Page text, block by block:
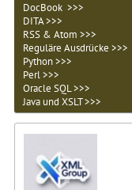
DocBook >>>
DITA >>>
RSS & Atom >>>
Reguläre Ausdrücke >>>
Python >>>
Perl >>>
Oracle SQL >>>
Java und XSLT >>>